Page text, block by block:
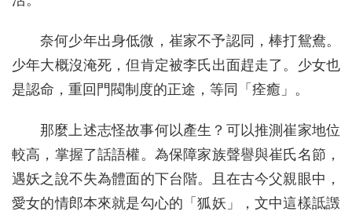
奈何少年出身低微，崔家不予認同，棒打鴛鴦。
少年大概沒淹死，但肯定被李氏出面趕走了。少女也
是認命，重回門閥制度的正途，等同「痊癒」。
那麼上述志怪故事何以產生？可以推測崔家地位
較高，掌握了話語權。為保障家族聲譽與崔氏名節，
遇妖之說不失為體面的下台階。且在古今父親眼中，
愛女的情郎本來就是勾心的「狐妖」，文中這樣詆譭